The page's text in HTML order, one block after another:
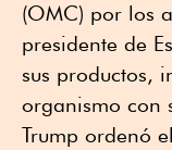
(OMC) por los
presidente de
sus productos,
organismo con
Trump ordenó